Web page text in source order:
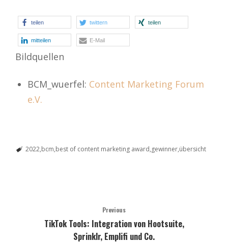
teilen twittern teilen
mitteilen E-Mail
Bildquellen
BCM_wuerfel: Content Marketing Forum
e.V.
2022 bcm best of content marketing award gewinner übersicht
Previous
TikTok Tools: Integration von Hootsuite,
Sprinklr, Emplifi und Co.